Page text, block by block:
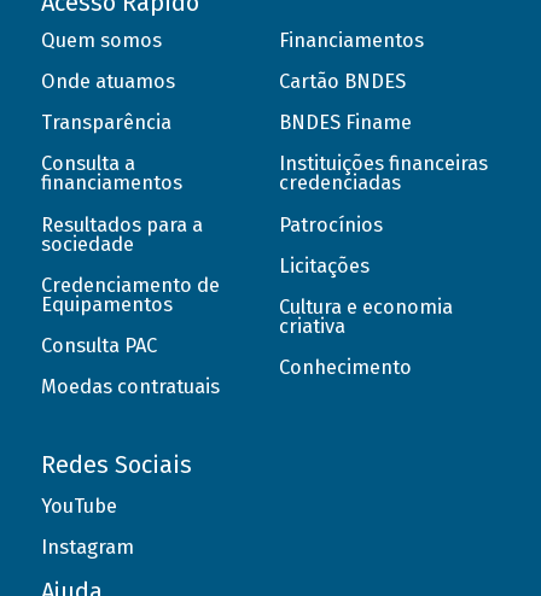
Quem somos
Onde atuamos
Transparência
Consulta a
financiamentos
Resultados para a
sociedade
Credenciamento de
Equipamentos
Consulta PAC
Moedas contratuais
Financiamentos
Cartão BNDES
BNDES Finame
Instituições financeiras
credenciadas
Patrocínios
Licitações
Cultura e economia
criativa
Conhecimento
Redes Sociais
YouTube
Instagram